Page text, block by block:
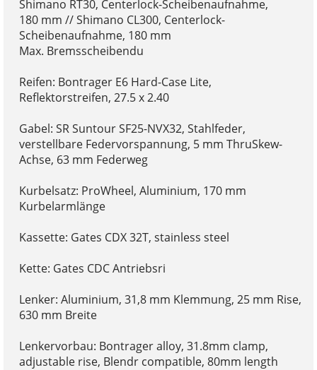
Shimano RT30, Centerlock-Scheibenaufnahme,
180 mm // Shimano CL300, Centerlock-
Scheibenaufnahme, 180 mm
Max. Bremsscheibendu
Reifen: Bontrager E6 Hard-Case Lite,
Reflektorstreifen, 27.5 x 2.40
Gabel: SR Suntour SF25-NVX32, Stahlfeder,
verstellbare Federvorspannung, 5 mm ThruSkew-
Achse, 63 mm Federweg
Kurbelsatz: ProWheel, Aluminium, 170 mm
Kurbelarmlänge
Kassette: Gates CDX 32T, stainless steel
Kette: Gates CDC Antriebsri
Lenker: Aluminium, 31,8 mm Klemmung, 25 mm Rise,
630 mm Breite
Lenkervorbau: Bontrager alloy, 31.8mm clamp,
adjustable rise, Blendr compatible, 80mm length